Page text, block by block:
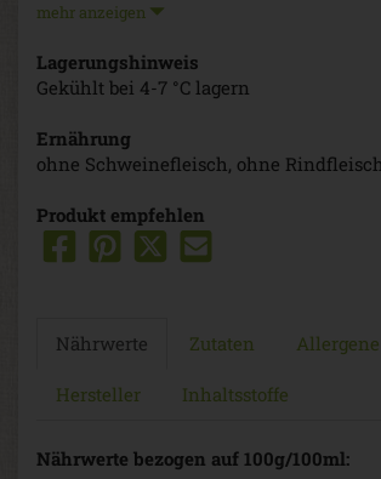
mehr anzeigen
Lagerungshinweis
Gekühlt bei 4-7 °C lagern
Ernährung
ohne Schweinefleisch, ohne
Produkt empfehlen
Nährwerte Zutaten Allergene
Hersteller Inhaltsstoffe
Nährwerte bezogen auf 100g/100ml: